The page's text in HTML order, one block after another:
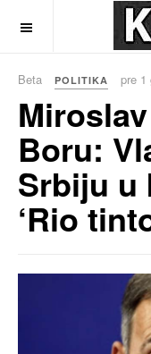
Beta POLITIKA pre 1
Boru:
Srbiju u
‘Rio